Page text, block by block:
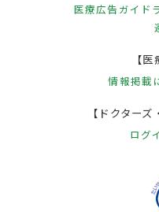
医療広告ガイド
【
情報掲載
【ドクター
ログ